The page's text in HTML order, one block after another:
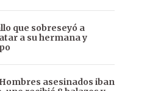
que sobreseyó a
a su hermana y
asesinados iban